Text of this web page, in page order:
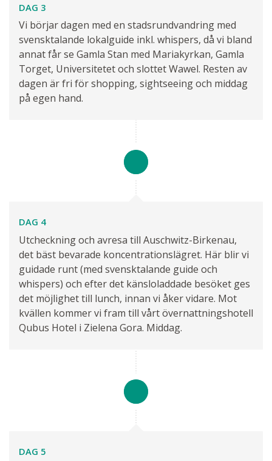
DAG 3
Vi börjar dagen med en stadsrundvandring med
svensktalande lokalguide inkl. whispers, då vi bland
annat får se Gamla Stan med Mariakyrkan, Gamla
Torget, Universitetet och slottet Wawel. Resten av
dagen är fri för shopping, sightseeing och middag
på egen hand.
DAG 4
Utcheckning och avresa till Auschwitz-Birkenau,
det bäst bevarade koncentrationslägret. Här blir vi
guidade runt (med svensktalande guide och
whispers) och efter det känsloladdade besöket ges
det möjlighet till lunch, innan vi åker vidare. Mot
kvällen kommer vi fram till vårt övernattningshotell
Qubus Hotel i Zielena Gora. Middag.
DAG 5